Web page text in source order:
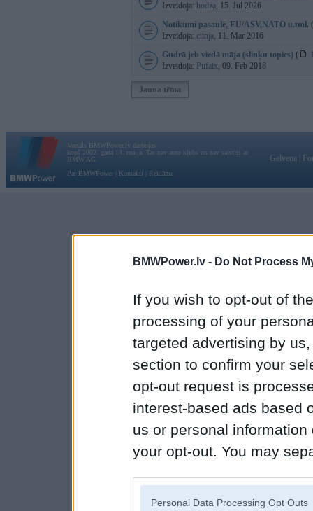
BMWPower.lv - Do Not Process
If you wish to opt-out of
processing of your
targeted advertising by
section to confirm your
opt-out request is
interest-based ads based
us or personal
your opt-out. You may
Personal Data Processing Opt Outs
Izveidoja: hodza, 15. Jul 2026
Notikumi pasaulē, EU/ASV,NATO u.tml. (
Izveidoja: ciinja, 11. Mar 2016
Gudrā jeb viedā māja (slinķu topics) (
Izveidoja: Pufaix, 09. Feb 2018
Jauna tēma
Vortāls BMWPower.lv darbojas
kopš 2002. gada 14. maija. Tas nav auto klubs un nav saistīts ar
BMW AG.
Par BMWPower
Kontakti Reklāma
Galvena